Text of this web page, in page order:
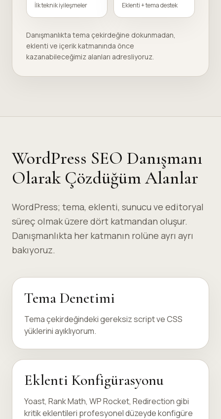
İlk teknik iyileşmeler Eklenti + tema destek
Danışmanlıkta tema çekirdeğine dokunmadan,
eklenti ve içerik katmanında önce
kazanabileceğimiz alanları adresliyoruz.
WordPress SEO Danışmanı
Olarak Çözdüğüm Alanlar
WordPress; tema, eklenti, sunucu ve editoryal
süreç olmak üzere dört katmandan oluşur.
Danışmanlıkta her katmanın rolüne ayrı ayrı
bakıyoruz.
Tema Denetimi
Tema çekirdeğindeki gereksiz script ve CSS
yüklerini ayıklıyorum.
Eklenti Konfigürasyonu
Yoast, Rank Math, WP Rocket, Redirection gibi
kritik eklentileri profesyonel düzeyde konfigüre